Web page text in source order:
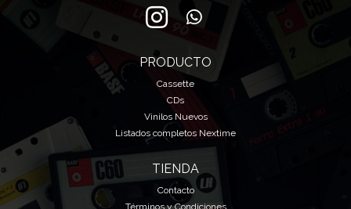
PRODUCTO
Cassette
CDs
Vinilos Nuevos
Listados completos Nextime
TIENDA
Contacto